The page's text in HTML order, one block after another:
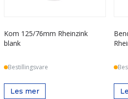
Kom 125/76mm Rheinzink
blank
Bestillingsvare
Les mer
Bend